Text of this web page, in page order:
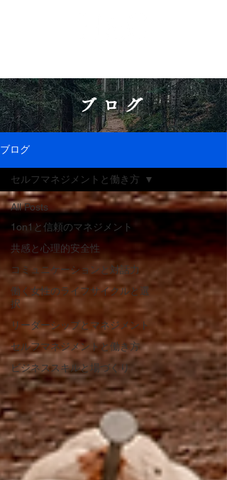
ブログ
ブログ
All Posts
1on1と信頼のマネジメント
共感と心理的安全性
コミュニケーションと対話力
働く女性のライフサイクルと選
択
リーダーシップとマネジメント
セルフマネジメントと働き方
ビジネススキルと場づくり
セルフマネジメントと働き方